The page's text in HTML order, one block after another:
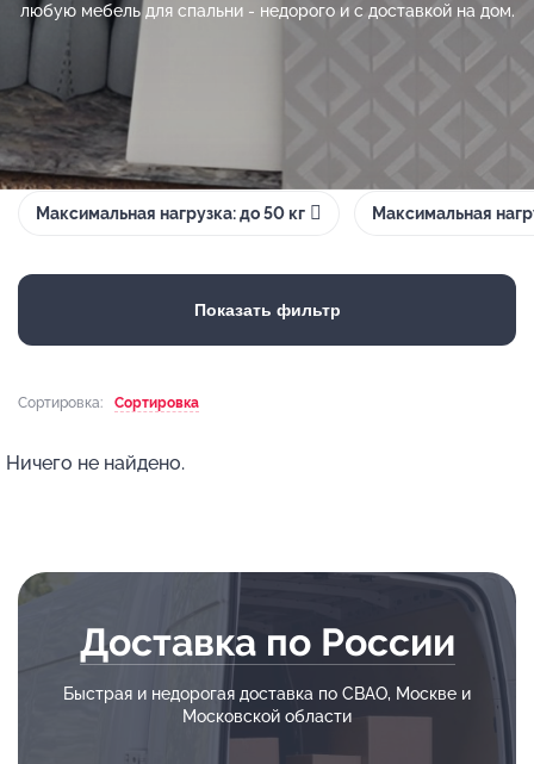
любую мебель для спальни - недорого и с доставкой на дом.
Максимальная нагрузка: до 50 кг Максимальная
Показать фильтр
Сортировка: Сортировка
Ничего не найдено.
Доставка по России
Быстрая и недорогая доставка по СВАО, Москве и
Московской области